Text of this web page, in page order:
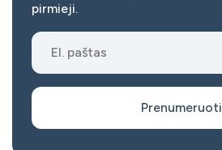
pirmieji.
Prenumeruoti